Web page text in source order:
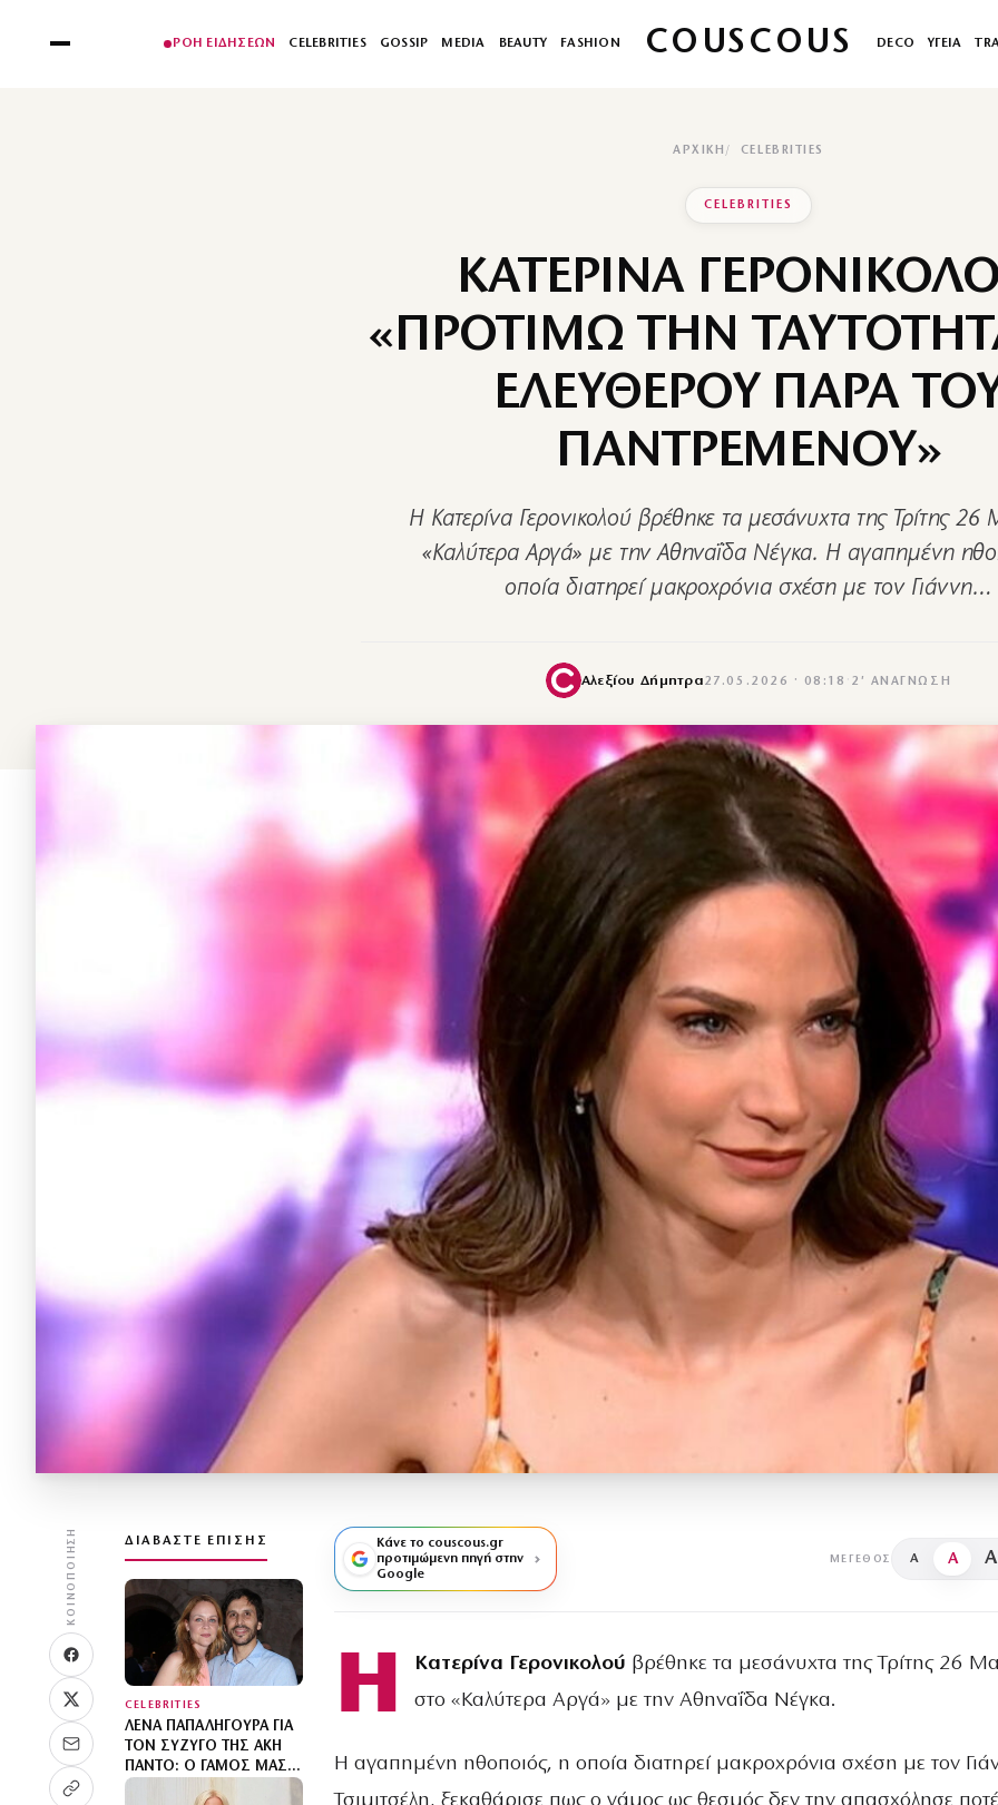
ΡΟΗ ΕΙΔΗΣΕΩΝ CELEBRITIES GOSSIP MEDIA BEAUTY FASHION COUSCOUS DECO ΥΓΕΙΑ
ΑΡΧΙΚΉ CELEBRITIES
CELEBRITIES
ΚΑΤΕΡΙΝΑ
«ΠΡΟΤΙΜΩ ΤΗΝ
ΕΛΕΥΘΕΡΟΥ ΠΑΡΑ
ΠΑΝΤΡΕΜΕΝΟΥ»
Η Κατερίνα Γερονικολού βρέθηκε τα μεσάνυχτα της Τρίτης 26
«Καλύτερα Αργά» με την Αθηναΐδα Νέγκα. Η αγαπημένη
οποία διατηρεί μακροχρόνια σχέση με τον Γιάννη…
Αλεξίου Δήμητρα27.05.2026 · 08:18 · 2′ ΑΝΆΓΝΩΣΗ
ΚΟΙΝΟΠΟΊΗΣΗ ΔΙΑΒΆΣΤΕ ΕΠΊΣΗΣ
CELEBRITIES
ΛΈΝΑ ΠΑΠΑΛΗΓΟΎΡΑ ΓΙΑ
ΤΟΝ ΣΎΖΥΓΌ ΤΗΣ ΆΚΗ
ΠΆΝΤΟ: Ο ΓΆΜΟΣ ΜΑΣ
ΕΊΝΑΙ ΠΟΛΎ ΚΑΛΎΤΕΡΟΣ
Κάνε το couscous.gr
προτιμώμενη πηγή στην
Google
ΜΈΓΕΘΟΣ A A A
Η Κατερίνα Γερονικολού βρέθηκε τα μεσάνυχτα της Τρίτης 26
στο «Καλύτερα Αργά» με την Αθηναΐδα Νέγκα.
Η αγαπημένη ηθοποιός, η οποία διατηρεί μακροχρόνια σχέση με τον